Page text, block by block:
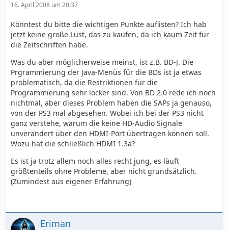
16. April 2008 um 20:37
Könntest du bitte die wichtigen Punkte auflisten? Ich hab
jetzt keine große Lust, das zu kaufen, da ich kaum Zeit für
die Zeitschriften habe.
Was du aber möglicherweise meinst, ist z.B. BD-J. Die
Prgrammierung der Java-Menüs für die BDs ist ja etwas
problematisch, da die Restriktionen für die
Programmierung sehr locker sind. Von BD 2.0 rede ich noch
nichtmal, aber dieses Problem haben die SAPs ja genauso,
von der PS3 mal abgesehen. Wobei ich bei der PS3 nicht
ganz verstehe, warum die keine HD-Audio Signale
unverändert über den HDMI-Port übertragen können soll.
Wozu hat die schließlich HDMI 1.3a?
Es ist ja trotz allem noch alles recht jung, es läuft
größtenteils ohne Probleme, aber nicht grundsätzlich.
(Zumindest aus eigener Erfahrung)
Eriman